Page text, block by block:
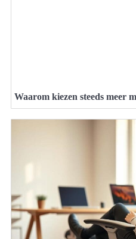
Waarom kiezen steeds meer